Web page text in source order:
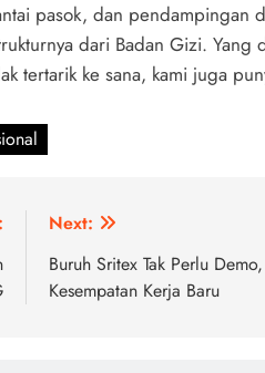
pasok, dan pendampingan
dari Badan Gizi. Yang
tertarik ke sana, kami juga
Next:
Buruh Sritex Tak Perlu
Kesempatan Kerja Baru